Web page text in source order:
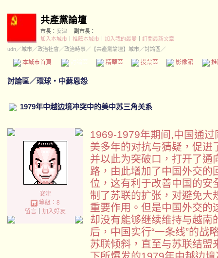
共產黨論壇
市長： 安津
副市長：
加入本城市
推薦本城市 加入我的最愛
訂閱最新文章
udn／城市／政治社會 ／政治時事／ 【共產黨論壇】城市／討論區／
本城市首頁 精華區 投票區 影像館
討論區／環球‧中蘇恩怨
1979年中越边境冲突中的美中苏三角关系
安津
等級：8
留言｜ 加入好友
1969-1979年期间,中国通
美多年的对抗与猜疑，促进
并以此为突破口，打开了通
路，由此增加了中国外交的
位，这有利于改善中国的安
制了苏联的扩张，对避免大
重要作用。但是中国外交的
却没有能够继续维持与越南
后，中国实行“一条线”的战
苏联倾斜，直至与苏联结盟